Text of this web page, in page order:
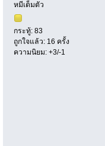
หมีเต็มตัว
กระทู้: 83
ถูกใจแล้ว: 16 ครั้ง
ความนิยม: +3/-1